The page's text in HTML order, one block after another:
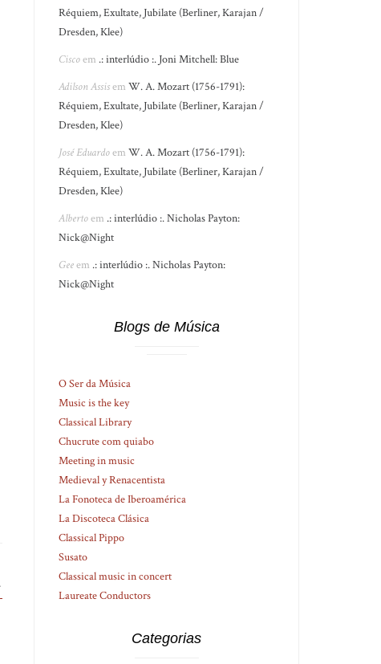
Réquiem, Exultate, Jubilate (Berliner, Karajan /
Dresden, Klee)
Ciscoem .: interlúdio :. Joni Mitchell: Blue
Adilson AssisemW. A. Mozart (1756-1791):
Réquiem, Exultate, Jubilate (Berliner, Karajan /
Dresden, Klee)
José EduardoemW. A. Mozart (1756-1791):
Réquiem, Exultate, Jubilate (Berliner, Karajan /
Dresden, Klee)
Albertoem .: interlúdio :. Nicholas Payton:
Nick@Night
Geeem .: interlúdio :. Nicholas Payton:
Nick@Night
Blogs de Música
O Ser da Música
Music is the key
Classical Library
Chucrute com quiabo
Meeting in music
Medieval y Renacentista
La Fonoteca de Iberoamérica
La Discoteca Clásica
Classical Pippo
Susato
Classical music in concert
Laureate Conductors
Categorias